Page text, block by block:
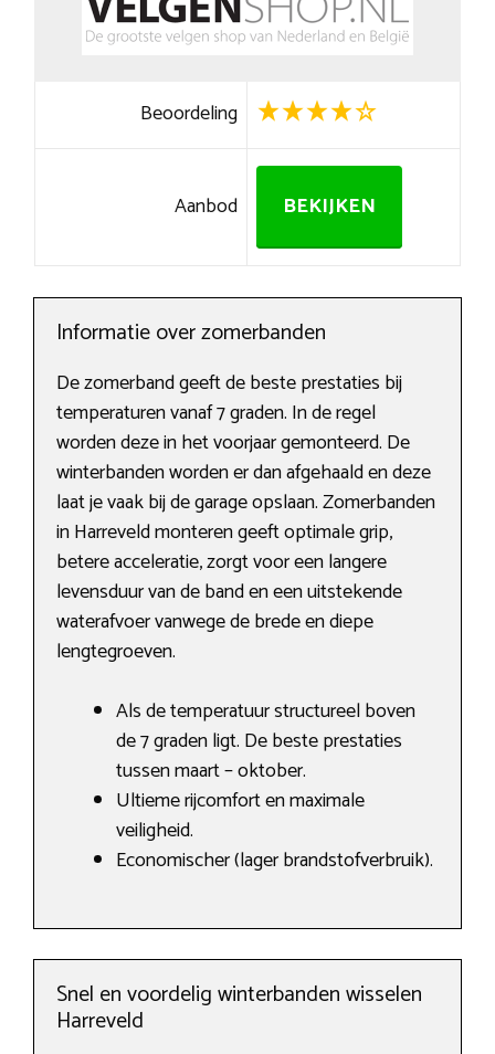
Beoordeling
Aanbod BEKIJKEN
Informatie over zomerbanden
De zomerband geeft de beste prestaties bij
temperaturen vanaf 7 graden. In de regel
worden deze in het voorjaar gemonteerd. De
winterbanden worden er dan afgehaald en deze
laat je vaak bij de garage opslaan. Zomerbanden
in Harreveld monteren geeft optimale grip,
betere acceleratie, zorgt voor een langere
levensduur van de band en een uitstekende
waterafvoer vanwege de brede en diepe
lengtegroeven.
Als de temperatuur structureel boven
de 7 graden ligt. De beste prestaties
tussen maart – oktober.
Ultieme rijcomfort en maximale
veiligheid.
Economischer (lager brandstofverbruik).
Snel en voordelig winterbanden wisselen
Harreveld